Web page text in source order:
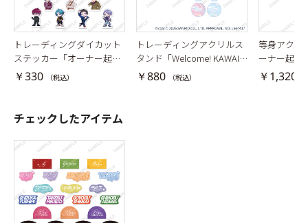
トレーディングダイカット
ステッカー「オーナー起き
て！」
￥330 （税込）
トレーディングアクリルス
タンド「Welcome! KAWAII
Cafe♡ Aporia × Sanrio cha
racters」ブレイクマイケー
￥880 （税込）
等身アクリ
ーナー起き
￥1,320
チェックしたアイテム